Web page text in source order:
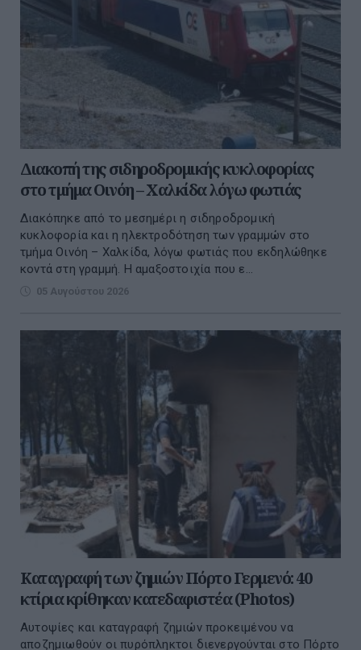
Διακοπή της σιδηροδρομικής κυκλοφορίας
στο τμήμα Οινόη – Χαλκίδα λόγω φωτιάς
Διακόπηκε από το μεσημέρι η σιδηροδρομική
κυκλοφορία και η ηλεκτροδότηση των γραμμών στο
τμήμα Οινόη – Χαλκίδα, λόγω φωτιάς που εκδηλώθηκε
κοντά στη γραμμή. Η αμαξοστοιχία που ε...
05 Αυγούστου 2026
Καταγραφή των ζημιών Πόρτο Γερμενό: 40
κτίρια κρίθηκαν κατεδαφιστέα (Photos)
Αυτοψίες και καταγραφή ζημιών προκειμένου να
αποζημιωθούν οι πυρόπληκτοι διενεργούνται στο Πόρτο